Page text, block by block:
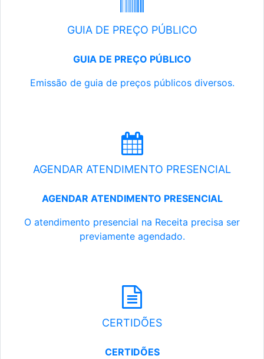
GUIA DE PREÇO PÚBLICO
GUIA DE PREÇO PÚBLICO
Emissão de guia de preços públicos diversos.
AGENDAR ATENDIMENTO PRESENCIAL
AGENDAR ATENDIMENTO PRESENCIAL
O atendimento presencial na Receita precisa ser
previamente agendado.
CERTIDÕES
CERTIDÕES